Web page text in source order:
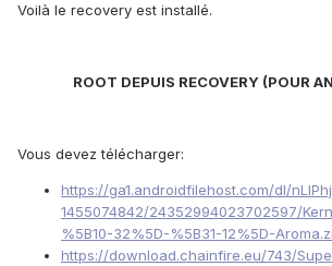
Voilà le recovery est installé.
ROOT DEPUIS RECOVERY (POUR
Vous devez télécharger:
https://ga1.androidfilehost.com/dl/
1455074842/24352994023702597/
%5B10-32%5D-%5B31-12%5D-
https://download.chainfire.eu/743/